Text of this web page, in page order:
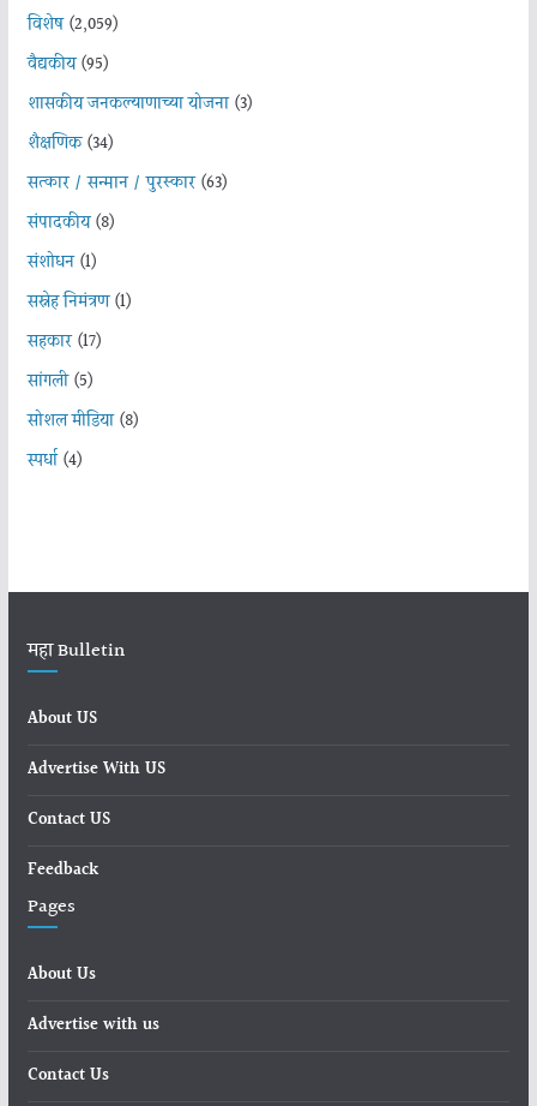
विशेष(2,059)
वैद्यकीय(95)
शासकीय जनकल्याणाच्या योजना(3)
शैक्षणिक(34)
सत्कार / सन्मान / पुरस्कार(63)
संपादकीय(8)
संशोधन(1)
सस्नेह निमंत्रण(1)
सहकार(17)
सांगली(5)
सोशल मीडिया(8)
स्पर्धा(4)
महा Bulletin
About US
Advertise With US
Contact US
Feedback
Pages
About Us
Advertise with us
Contact Us